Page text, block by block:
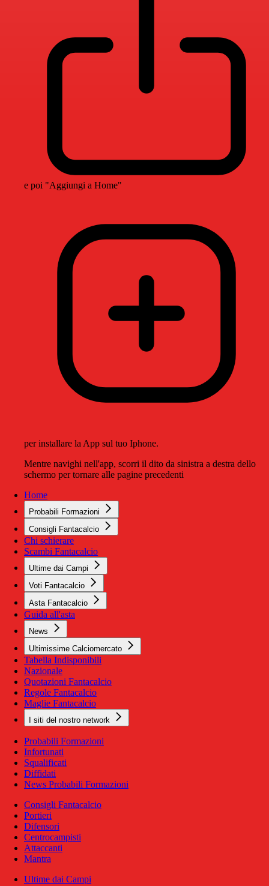
e poi "Aggiungi a Home"
per installare la App sul tuo Iphone.
Mentre navighi nell'app, scorri il dito da sinistra a destra dello
schermo per tornare alle pagine precedenti
Home
Probabili Formazioni
Consigli Fantacalcio
Chi schierare
Scambi Fantacalcio
Ultime dai Campi
Voti Fantacalcio
Asta Fantacalcio
Guida all'asta
News
Ultimissime Calciomercato
Tabella Indisponibili
Nazionale
Quotazioni Fantacalcio
Regole Fantacalcio
Maglie Fantacalcio
I siti del nostro network
Probabili Formazioni
Infortunati
Squalificati
Diffidati
News Probabili Formazioni
Consigli Fantacalcio
Portieri
Difensori
Centrocampisti
Attaccanti
Mantra
Ultime dai Campi